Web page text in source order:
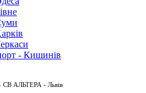
- Кишинів
СВ АЛЬТЕРА - Львів